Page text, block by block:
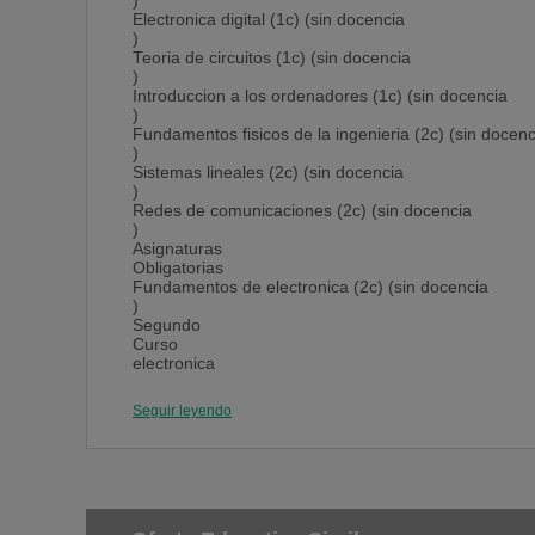
Electronica digital (1c) (sin docencia
)
Teoria de circuitos (1c) (sin docencia
)
Introduccion a los ordenadores (1c) (sin docencia
)
Fundamentos fisicos de la ingenieria (2c) (sin
)
Sistemas lineales (2c) (sin docencia
)
Redes de comunicaciones (2c) (sin docencia
)
Asignaturas
Obligatorias
Fundamentos de electronica (2c) (sin docencia
)
Segundo
Curso
electronica
teoria electromagnetica de los sistemas de
comunicacion
Seguir leyendo